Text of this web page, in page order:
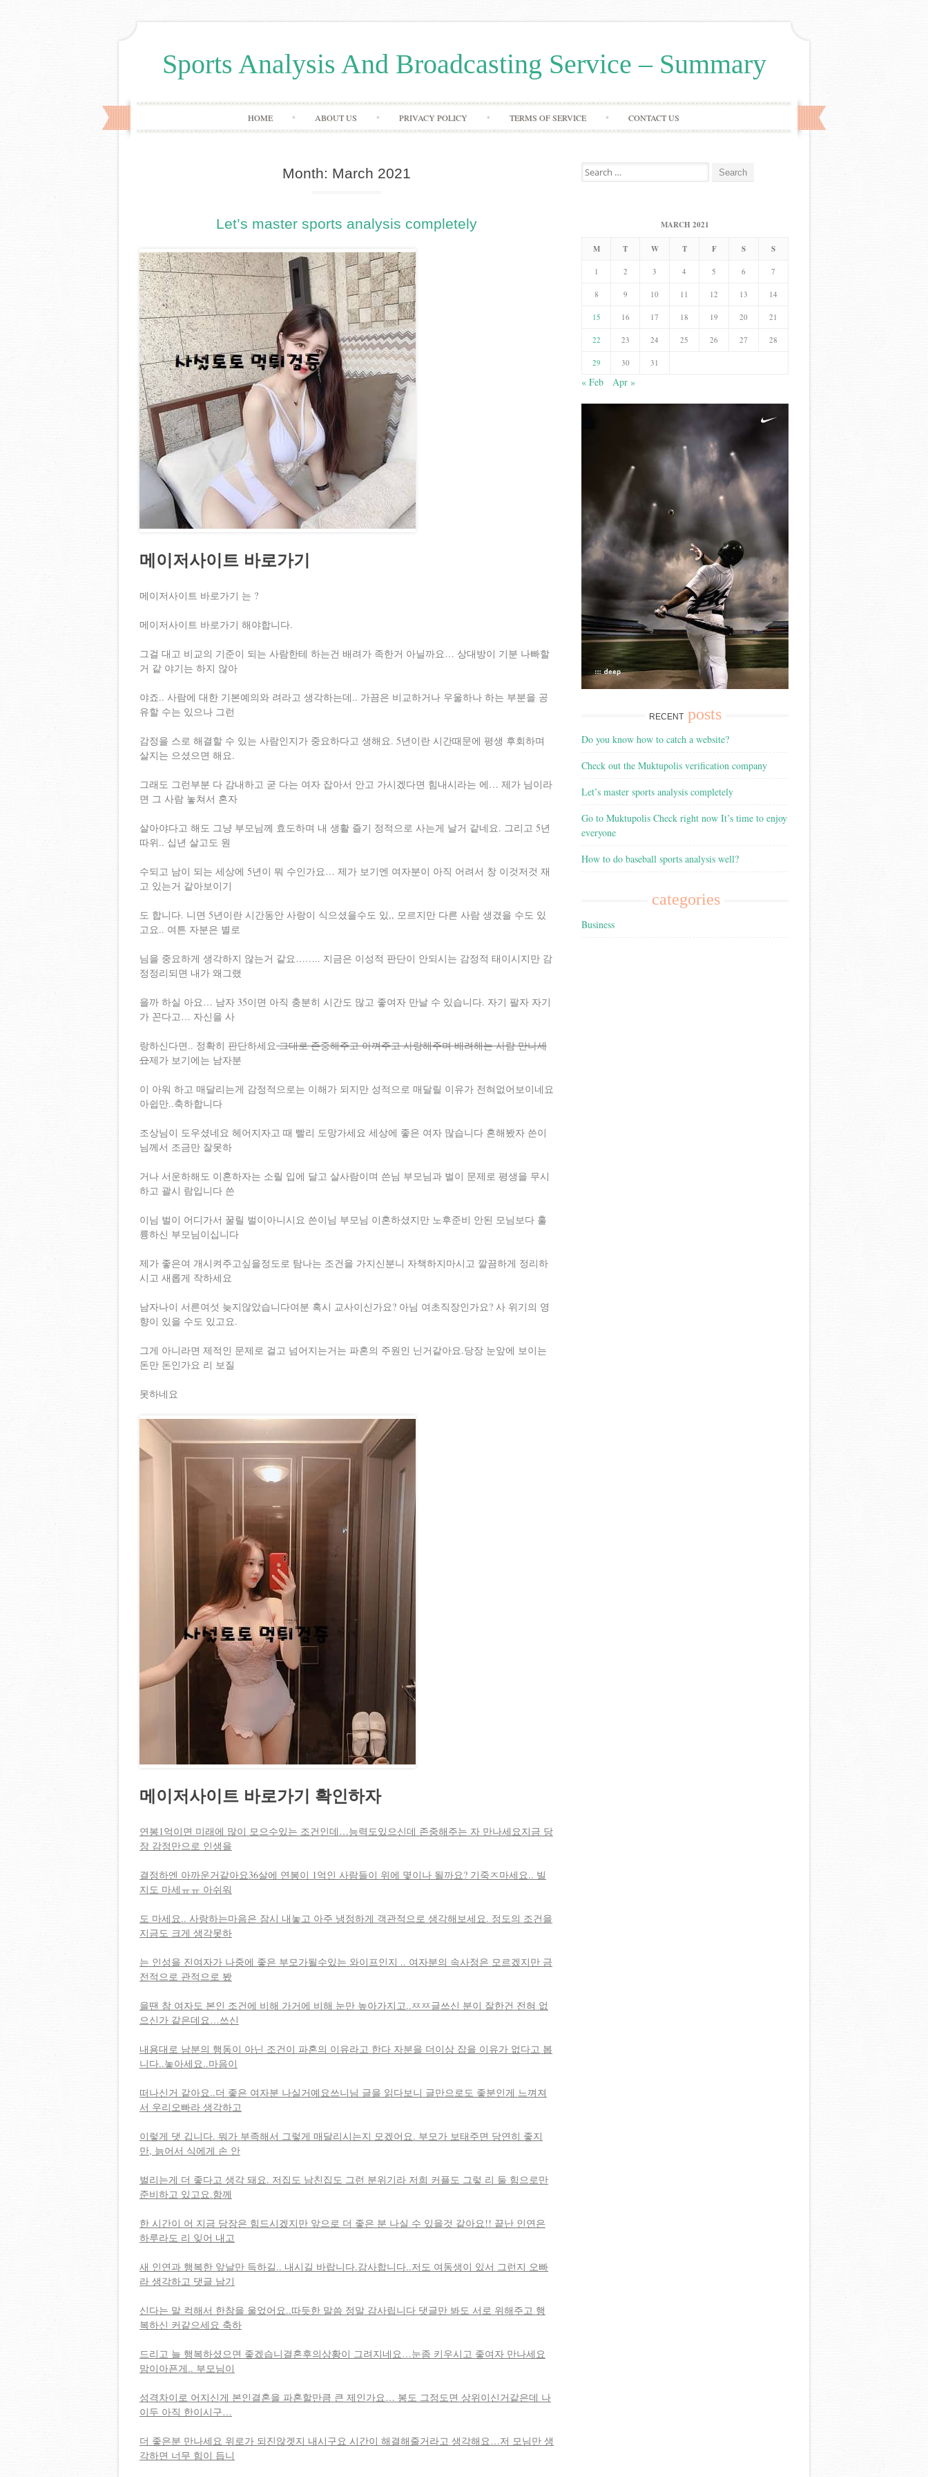
Sports Analysis And Broadcasting Service – Summary
Skip
to
HOME ABOUT US PRIVACY POLICY TERMS OF SERVICE CONTACT US
Month: March 2021
Let’s master sports analysis completely
메이저사이트 바로가기
메이저사이트 바로가기 는 ?
메이저사이트 바로가기 해야합니다.
그걸 대고 비교의 기준이 되는 사람한테 하는건 배려가 족한거 아닐까요… 상대방이 기분 나빠할
거 같 야기는 하지 않아
야죠.. 사람에 대한 기본예의와 려라고 생각하는데.. 가끔은 비교하거나 우울하나 하는 부분을 공
유할 수는 있으나 그런
감정을 스로 해결할 수 있는 사람인지가 중요하다고 생해요. 5년이란 시간때문에 평생 후회하며
살지는 으셨으면 해요.
그래도 그런부분 다 감내하고 굳 다는 여자 잡아서 안고 가시겠다면 힘내시라는 에… 제가 님이라
면 그 사람 놓쳐서 혼자
살아야다고 해도 그냥 부모님께 효도하며 내 생활 즐기 정적으로 사는게 날거 같네요. 그리고 5년
따위.. 십년 살고도 원
수되고 남이 되는 세상에 5년이 뭐 수인가요… 제가 보기엔 여자분이 아직 어려서 창 이것저것 재
고 있는거 같아보이기
도 합니다. 니면 5년이란 시간동안 사랑이 식으셨을수도 있,, 모르지만 다른 사람 생겼을 수도 있
고요.. 여튼 자분은 별로
님을 중요하게 생각하지 않는거 같요…….. 지금은 이성적 판단이 안되시는 감정적 태이시지만 감
정정리되면 내가 왜그랬
을까 하실 아요… 남자 35이면 아직 충분히 시간도 많고 좋여자 만날 수 있습니다. 자기 팔자 자기
가 꼰다고… 자신을 사
랑하신다면.. 정확히 판단하세요그대로 존중해주고 아껴주고 사랑해주며 배려해는 사람 만나세
요제가 보기에는 남자분
이 아워 하고 매달리는게 감정적으로는 이해가 되지만 성적으로 매달릴 이유가 전혀없어보이네요
아쉽만..축하합니다
조상님이 도우셨네요 헤어지자고 때 빨리 도망가세요 세상에 좋은 여자 많습니다 혼해봤자 쓴이
님께서 조금만 잘못하
거나 서운하해도 이혼하자는 소릴 입에 달고 살사람이며 쓴님 부모님과 벌이 문제로 평생을 무시
하고 괄시 람입니다 쓴
이님 벌이 어디가서 꿀릴 벌이아니시요 쓴이님 부모님 이혼하셨지만 노후준비 안된 모님보다 훌
륭하신 부모님이십니다
제가 좋은여 개시켜주고싶을정도로 탐나는 조건을 가지신분니 자책하지마시고 깔끔하게 정리하
시고 새롭게 작하세요
남자나이 서른여섯 늦지않았습니다여분 혹시 교사이신가요? 아님 여초직장인가요? 사 위기의 영
향이 있을 수도 있고요.
그게 아니라면 제적인 문제로 걸고 넘어지는거는 파혼의 주원인 닌거같아요.당장 눈앞에 보이는
돈만 돈인가요 리 보질
못하네요
메이저사이트 바로가기 확인하자
연봉1억이면 미래에 많이 모으수있는 조건인데…능력도있으신데 존중해주는 자 만나세요지금 당
장 감정만으로 인생을
결정하엔 아까운거같아요36살에 연봉이 1억인 사람들이 위에 몇이나 될까요? 기죽ㅈ마세요.. 빌
지도 마세ㅠㅠ 아쉬워
도 마세요.. 사랑하는마음은 잠시 내놓고 아주 냉정하게 객관적으로 생각해보세요. 정도의 조건을
지금도 크게 생각못하
는 인성을 진여자가 나중에 좋은 부모가될수있는 와이프인지 .. 여자분의 속사정은 모르겠지만 금
전적으로 관적으로 봤
을땐 참 여자도 본인 조건에 비해 가거에 비해 눈만 높아가지고..ㅉㅉ글쓰신 분이 잘한건 전혀 없
으신가 같은데요…쓰신
내용대로 남분의 행동이 아닌 조건이 파혼의 이유라고 한다 자분을 더이상 잡을 이유가 없다고 봅
니다..놓아세요..마음이
떠나신거 같아요..더 좋은 여자분 나실거예요쓰니님 글을 읽다보니 글만으로도 좋분인게 느껴져
서 우리오빠라 생각하고
이렇게 댓 깁니다. 뭐가 부족해서 그렇게 매달리시는지 모겠어요. 부모가 보태주면 당연히 좋지
만, 늙어서 식에게 손 안
벌리는게 더 좋다고 생각 돼요. 저집도 남친집도 그런 분위기라 저희 커플도 그렇 리 둘 힘으로만
준비하고 있고요.함께
한 시간이 어 지금 당장은 힘드시겠지만 앞으로 더 좋은 분 나실 수 있을것 같아요!! 끝난 인연은
하루라도 리 잊어 내고
새 인연과 행복한 앞날만 득하길.. 내시길 바랍니다.감사합니다..저도 여동생이 있서 그런지 오빠
라 생각하고 댓글 남기
신다는 말 컥해서 한참을 울었어요..따듯한 말씀 정말 감사립니다 댓글만 봐도 서로 위해주고 행
복하신 커같으세요 축하
드리고 늘 행복하셨으면 좋겠습니결혼후의상황이 그려지네요…눈좀 키우시고 좋여자 만나세요
맘이아픈게.. 부모님이
성격차이로 어지신게 본인결혼을 파혼할만큼 큰 제인가요… 봉도 그정도면 상위이신거같은데 나
이두 아직 한이시구…
더 좋은분 만나세요 위로가 되진않겟지 내시구요 시간이 해결해줄거라고 생각해요…저 모님만 생
각하면 너무 힘이 듭니
Search
for:
MARCH 2021
M T W T F S S
1 2 3 4 5 6 7
8 9 10 11 12 13 14
15 16 17 18 19 20 21
22 23 24 25 26 27 28
29 30 31
« Feb Apr »
RECENT posts
Do you know how to catch a website?
Check out the Muktupolis verification company
Let’s master sports analysis completely
Go to Muktupolis Check right now It’s time to enjoy
everyone
How to do baseball sports analysis well?
categories
Business